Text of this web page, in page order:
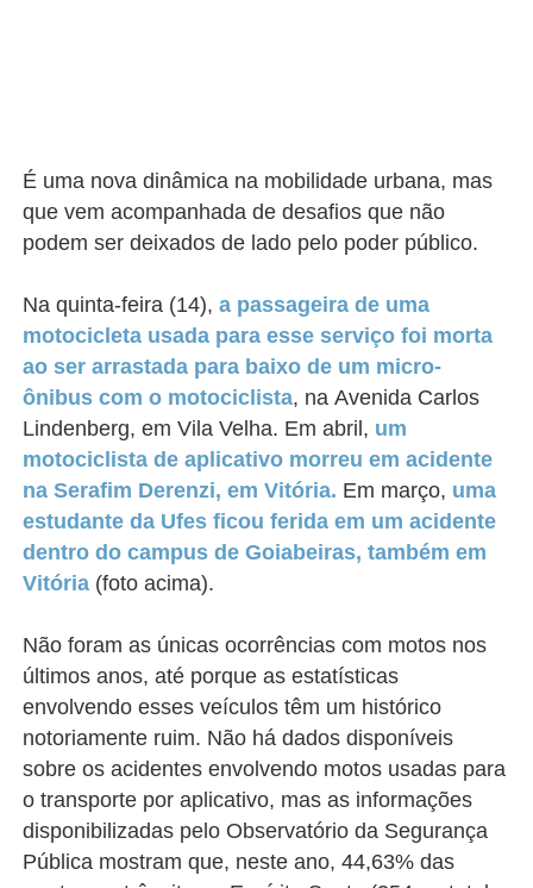
É uma nova dinâmica na mobilidade urbana, mas
que vem acompanhada de desafios que não
podem ser deixados de lado pelo poder público.
Na quinta-feira (14), a passageira de uma
motocicleta usada para esse serviço foi morta
ao ser arrastada para baixo de um micro-
ônibus com o motociclista, naAvenida Carlos
Lindenberg, em Vila Velha. Em abril, um
motociclista de aplicativo morreu em acidente
na Serafim Derenzi, em Vitória. Em março, uma
estudante da Ufes ficou ferida em um acidente
dentro do campus de Goiabeiras, também em
Vitória (foto acima).
Não foram as únicas ocorrências com motos nos
últimos anos, até porque as estatísticas
envolvendo esses veículos têm um histórico
notoriamente ruim. Não há dados disponíveis
sobre os acidentes envolvendo motos usadas para
o transporte por aplicativo, mas as informações
disponibilizadas pelo Observatório da Segurança
Pública mostram que, neste ano, 44,63% das